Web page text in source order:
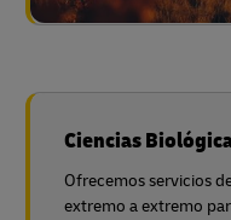
Ciencias
Ofrecemos servicios
extremo a extremo